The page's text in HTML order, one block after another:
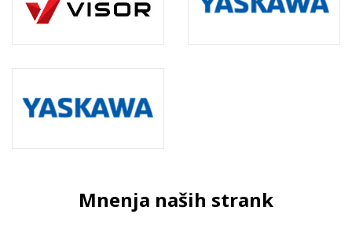
Mnenja naših strank